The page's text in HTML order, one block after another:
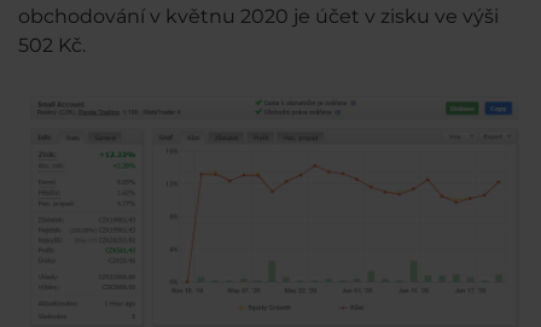
obchodování v květnu 2020 je účet v zisku ve výši
502 Kč.